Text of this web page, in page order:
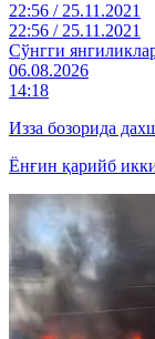
22:56 / 25.11.2021
22:56 / 25.11.2021
Cўнгги
06.08.2026
14:18
Изза бозорида
Ёнғин қарийб